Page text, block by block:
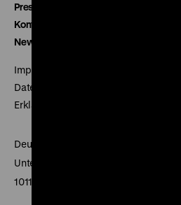
Presse
Kontakt
Newsletter
Impressum
Datenschutz
Erklärung digitale Barrierefreiheit
Deutsches Historisches Museum
Unter den Linden 2
10117 Berlin